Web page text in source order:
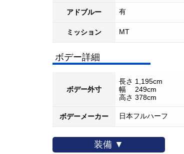
アドブルー 有
ミッション MT
ボデー詳細
ボデー外寸
長さ 1,195cm
幅 249cm
高さ 378cm
ボデーメーカー 日本フルハーフ
装備 ▼